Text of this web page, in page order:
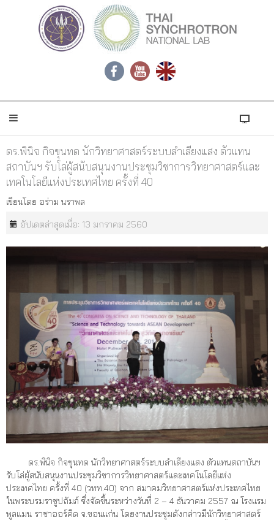
ดร.พินิจ กิจขุนทด นักวิทยาศาสตร์ระบบลำเลียงแสง ตัวแทน
สถาบันฯ รับโล่ผู้สนับสนุนงานประชุมวิชาการวิทยาศาสตร์และ
เทคโนโลยีแห่งประเทศไทย ครั้งที่ 40
เขียนโดย อร่าม นราพล
อัปเดตล่าสุดเมื่อ: 13 มกราคม 2560
ดร.พินิจ กิจขุนทด นักวิทยาศาสตร์ระบบลำเลียงแสง ตัวแทนสถาบันฯ
รับโล่ผู้สนับสนุนงานประชุมวิชาการวิทยาศาสตร์และเทคโนโลยีแห่ง
ประเทศไทย ครั้งที่ 40 (วทท.40) จาก สมาคมวิทยาศาสตร์แห่งประเทศไทย
ในพระบรมราชูปถัมภ์ ซึ่งจัดขึ้นระหว่างวันที่ 2 – 4 ธันวาคม 2557 ณ โรงแรม
พูลแมน ราชาออร์คิด จ.ขอนแก่น โดยงานประชุมดังกล่าวมีนักวิทยาศาสตร์